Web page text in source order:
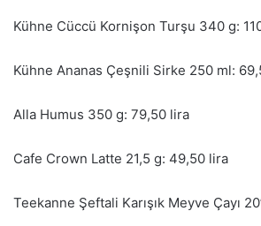
Kühne Cüccü Kornişon Turşu 340 g:
Kühne Ananas Çeşnili Sirke 250 ml:
Alla Humus 350 g: 79,50 lira
Cafe Crown Latte 21,5 g: 49,50 lira
Teekanne Şeftali Karışık Meyve Çayı